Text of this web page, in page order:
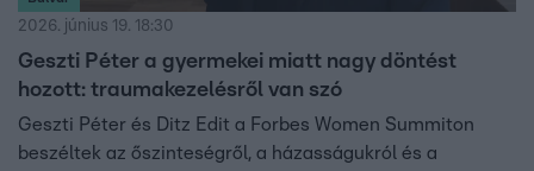
2026. június 19. 18:30
Geszti Péter a gyermekei miatt nagy döntést
hozott: traumakezelésről van szó
Geszti Péter és Ditz Edit a Forbes Women Summiton
beszéltek az őszinteségről, a házasságukról és a